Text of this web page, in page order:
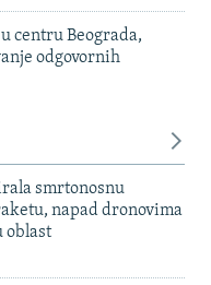
centru Beograda,
odgovornih
smrtonosnu
napad dronovima
oblast